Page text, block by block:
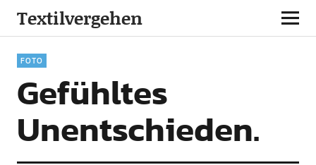
Textilvergehen
FOTO
Gefühltes
Unentschieden.